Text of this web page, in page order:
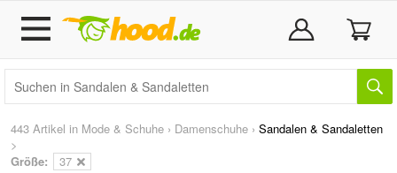
443 Artikel in Mode & Schuhe › Damenschuhe › Sandalen & Sandaletten
>
Größe:
37